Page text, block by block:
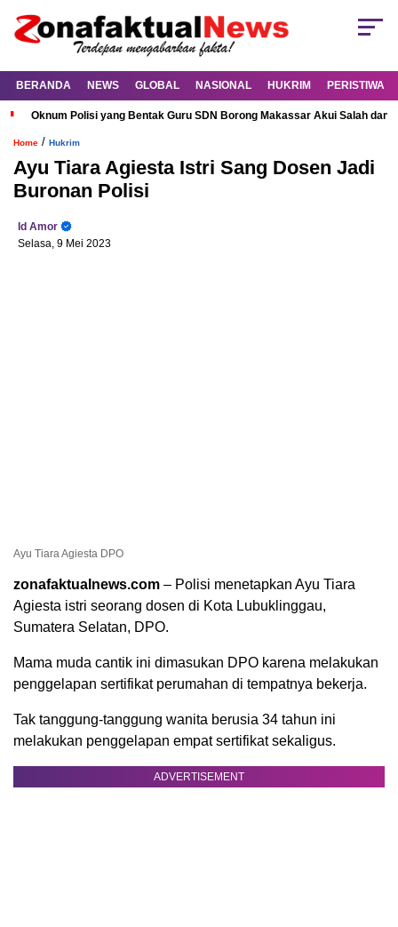
BERANDA NEWS GLOBAL NASIONAL HUKRIM PERISTIWA
Oknum Polisi yang Bentak Guru SDN Borong Makassar Akui Salah dan
Home / Hukrim
Ayu Tiara Agiesta Istri Sang Dosen Jadi
Buronan Polisi
Id Amor
Selasa, 9 Mei 2023
Ayu Tiara Agiesta DPO
zonafaktualnews.com – Polisi menetapkan Ayu Tiara
Agiesta istri seorang dosen di Kota Lubuklinggau,
Sumatera Selatan, DPO.
Mama muda cantik ini dimasukan DPO karena melakukan
penggelapan sertifikat perumahan di tempatnya bekerja.
Tak tanggung-tanggung wanita berusia 34 tahun ini
melakukan penggelapan empat sertifikat sekaligus.
ADVERTISEMENT